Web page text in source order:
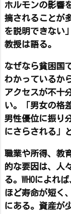
ホルモンの影響
摘されることが
を説明できない
教授は語る。
なぜなら貧困国
わかっているか
アクセスが不十
い。「男女の格
男性優位に振り
にさらされる」
職業や所得、教
的な要因は、人
る。WHOによれ
ほど寿命が短く
にある。資産が